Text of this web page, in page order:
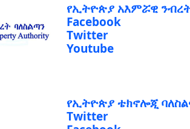
የኢትዮጵያ አእምሯዊ
Facebook
Twitter
Youtube
የኢትዮጵያ ቴክኖሎጂ
Twitter